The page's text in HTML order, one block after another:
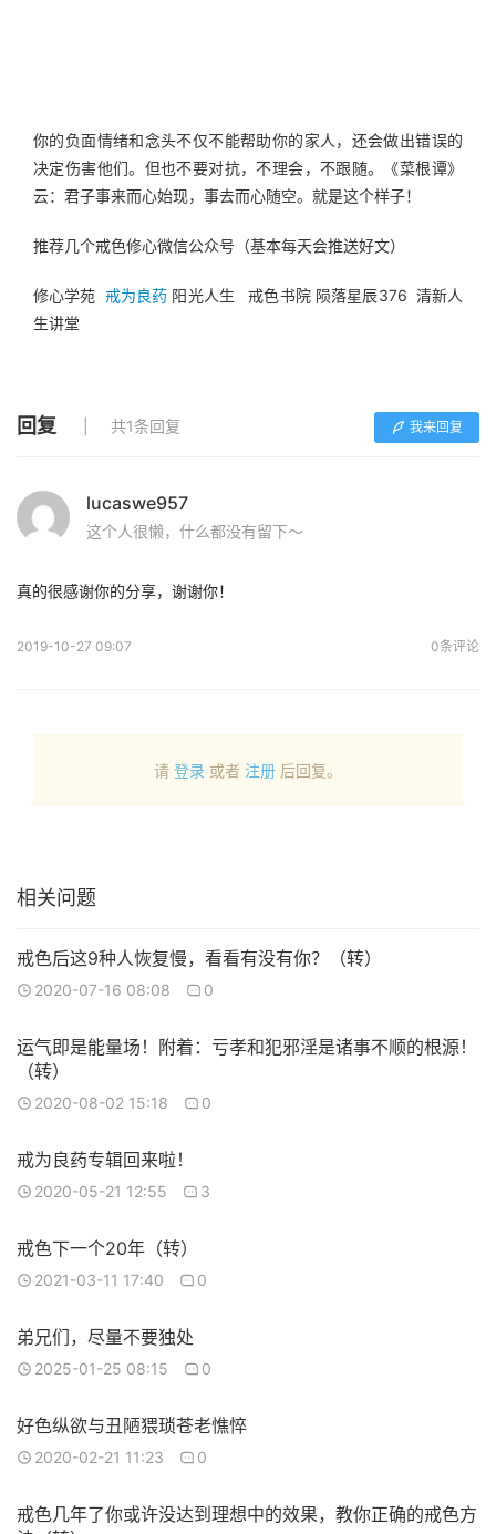
你的负面情绪和念头不仅不能帮助你的家人，还会做出错误的
决定伤害他们。但也不要对抗，不理会，不跟随。《菜根谭》
云：君子事来而心始现，事去而心随空。就是这个样子！
推荐几个戒色修心微信公众号（基本每天会推送好文）
修心学苑 戒为良药 阳光人生   戒色书院 陨落星辰376  清新人
生讲堂
回复 共1条回复 我来回复
lucaswe957
这个人很懒，什么都没有留下～
真的很感谢你的分享，谢谢你！
2019-10-27 09:07 0条评论
请 登录 或者 注册 后回复。
相关问题
戒色后这9种人恢复慢，看看有没有你？（转）
2020-07-16 08:08 0
运气即是能量场！附着：亏孝和犯邪淫是诸事不顺的根源！
（转）
2020-08-02 15:18 0
戒为良药专辑回来啦！
2020-05-21 12:55 3
戒色下一个20年（转）
2021-03-11 17:40 0
弟兄们，尽量不要独处
2025-01-25 08:15 0
好色纵欲与丑陋猥琐苍老憔悴
2020-02-21 11:23 0
戒色几年了你或许没达到理想中的效果，教你正确的戒色方